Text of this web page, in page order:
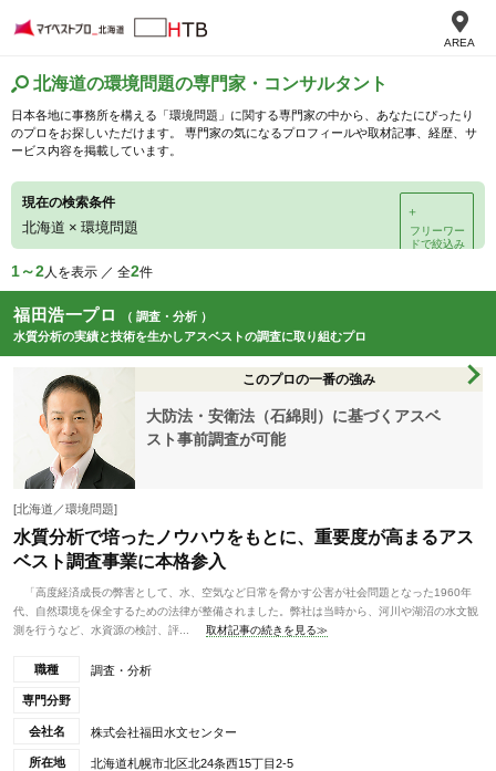
AREA
北海道の環境問題の専門家・コンサルタント
日本各地に事務所を構える「環境問題」に関する専門家の中から、あなたにぴったり
のプロをお探しいただけます。 専門家の気になるプロフィールや取材記事、経歴、サ
ービス内容を掲載しています。
現在の検索条件
北海道 × 環境問題
＋
フリーワー
ドで絞込み
1～2人を表示 ／ 全2件
福田浩一プロ
（ 調査・分析 ）
水質分析の実績と技術を生かしアスベストの調査に取り組むプロ
このプロの一番の強み
大防法・安衛法（石綿則）に基づくアスベ
スト事前調査が可能
[北海道／環境問題]
水質分析で培ったノウハウをもとに、重要度が高まるアス
ベスト調査事業に本格参入
「高度経済成長の弊害として、水、空気など日常を脅かす公害が社会問題となった1960年
代、自然環境を保全するための法律が整備されました。弊社は当時から、河川や湖沼の水文観
測を行うなど、水資源の検討、評...
取材記事の続きを見る≫
職種 調査・分析
専門分野
会社名 株式会社福田水文センター
所在地 北海道札幌市北区北24条西15丁目2-5